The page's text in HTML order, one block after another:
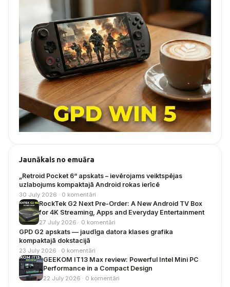
Jaunākais no emuāra
„Retroid Pocket 6“ apskats – ievērojams veiktspējas
uzlabojums kompaktajā Android rokas ierīcē
30 July 2026 · 0 komentāri
RockTek G2 Next Pre-Order: A New Android TV Box
for 4K Streaming, Apps and Everyday Entertainment
27 July 2026 · 0 komentāri
GPD G2 apskats — jaudīga datora klases grafika
kompaktajā dokstacijā
23 July 2026 · 0 komentāri
GEEKOM IT13 Max review: Powerful Intel Mini PC
Performance in a Compact Design
22 July 2026 · 0 komentāri